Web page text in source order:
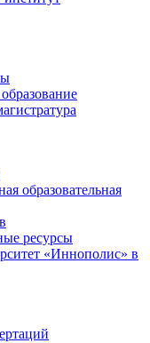
образовательная
ресурсы
«Иннополис» в